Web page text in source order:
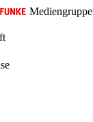
Mediengruppe